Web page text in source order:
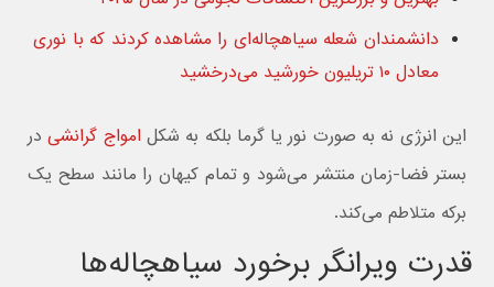
دانشمندان شعله سیاهچاله‌ای را مشاهده کردند که با نوری
معادل ۱۰ تریلیون خورشید می‌درخشید
این انرژی نه به صورت نور یا گرما بلکه به شکل امواج گرانشیدر
بستر فضا-زمان منتشر می‌شود و تمام کیهان را مانند سطح یک
برکه متلاطم می‌کند.
قدرت ویرانگر برخورد سیاهچاله‌ها